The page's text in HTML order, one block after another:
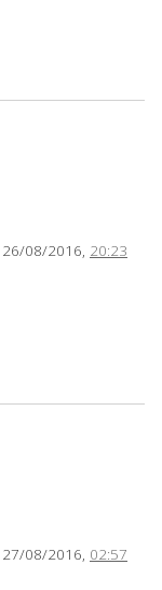
26/08/2016, 20:23
27/08/2016, 02:57